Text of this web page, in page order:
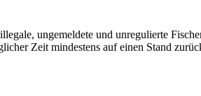
ungemeldete und unregulierte
Zeit mindestens auf einen Stand